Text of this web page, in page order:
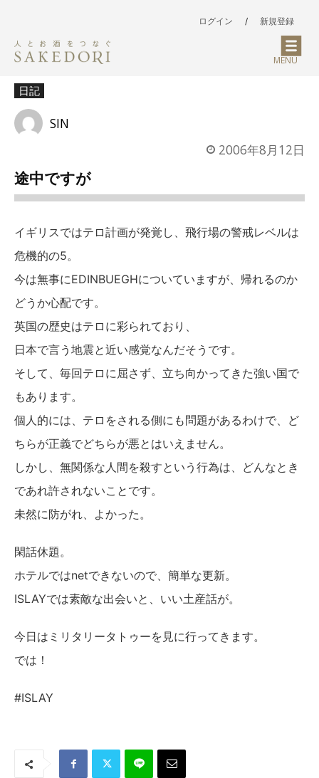
ログイン / 新規登録
MENU
日記
SIN
2006年8月12日
途中ですが
イギリスではテロ計画が発覚し、飛行場の警戒レベルは
危機的の5。
今は無事にEDINBUEGHについていますが、帰れるのか
どうか心配です。
英国の歴史はテロに彩られており、
日本で言う地震と近い感覚なんだそうです。
そして、毎回テロに屈さず、立ち向かってきた強い国で
もあります。
個人的には、テロをされる側にも問題があるわけで、ど
ちらが正義でどちらが悪とはいえません。
しかし、無関係な人間を殺すという行為は、どんなとき
であれ許されないことです。
未然に防がれ、よかった。
閑話休題。
ホテルではnetできないので、簡単な更新。
ISLAYでは素敵な出会いと、いい土産話が。
今日はミリタリータトゥーを見に行ってきます。
では！
#ISLAY